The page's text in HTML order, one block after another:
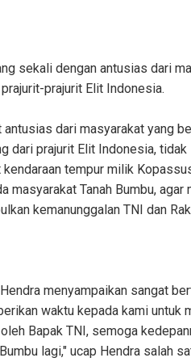
sekali dengan antusias dari
prajurit Elit Indonesia.
dari masyarakat yang
dari prajurit Elit Indonesia, tidak
tempur milik
masyarakat Tanah Bumbu, agar
kemanunggalan TNI dan
menyampaikan sangat
waktu kepada kami untuk
Bapak TNI, semoga
lagi," ucap Hendra salah